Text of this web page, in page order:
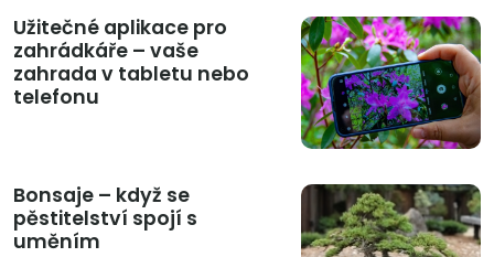
Užitečné aplikace pro
zahrádkáře – vaše
zahrada v tabletu nebo
telefonu
Bonsaje – když se
pěstitelství spojí s
uměním